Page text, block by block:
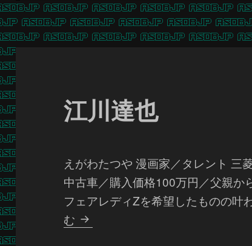
江川達也
えがわたつや 漫画家／タレント 三
中古車／購入価格100万円／父親か
フェアレディZを希望したものの
む 江